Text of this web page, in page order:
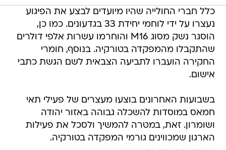
כלל חברי החולייה שהיו מיועדים לבצע את הפיגוע
נעצרו על ידי לוחמי יחידת 33 בגדעונים. כמו כן,
הוסגר נשק מסוג M16 והוחרמו עשרות אלפי דולרים
שהתקבלו מהמפקדה בטורקיה. בנוסף, חומרי
החקירה הועברו לתביעה הצבאית לשם הגשת כתבי
אישום.
בשבועות האחרונים בוצעו מעצרים של פעילי תאי
חמאס במוסדות להשכלה גבוהה באזור יהודה
ושומרון. זאת, במטרה להמשיך ולסכל את פעילות
הארגון שמכווינים גורמי המפקדה בטורקיה.